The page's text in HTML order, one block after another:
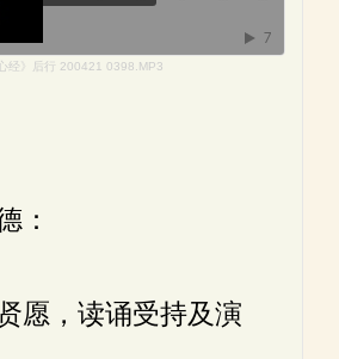
经》后行 200421 0398.MP3
：
愿，读诵受持及演